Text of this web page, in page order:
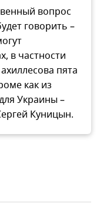
вопрос
говорить –
в частности
пята
как из
Украины –
Куницын.